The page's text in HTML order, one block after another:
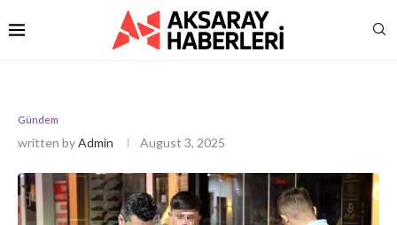
Gündem
written byAdmin August 3, 2025